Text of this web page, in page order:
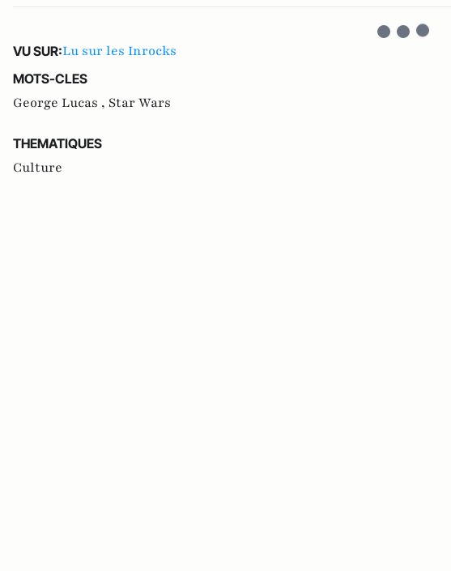
VU SUR:Lu sur les Inrocks
MOTS-CLES
George Lucas , Star Wars
THEMATIQUES
Culture